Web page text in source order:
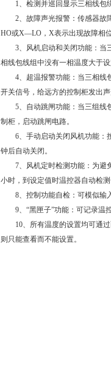
1、检测并巡回显示三相线包绕
2、故障声光报警：传感器故
HO或X—LO，X表示出现故障相位
3、风机启动和关闭功能：当三
相线包线组中没有一相温度大于
4、超温报警功能：当三相线包
开关信号，给远方的控制柜发出声
5、自动跳闸功能：当三组线包
制柜，启动跳闸电路。
6、手动启动关闭风机功能：按
钟后自动关闭。
7、风机定时检测功能：为避免
小时，到设定值时温控器自动检
8、控制功能自检：可模似输入
9、“黑匣子”功能：可记录温控
10、所有温度的设置均可通过
则只能查看而不能设置。